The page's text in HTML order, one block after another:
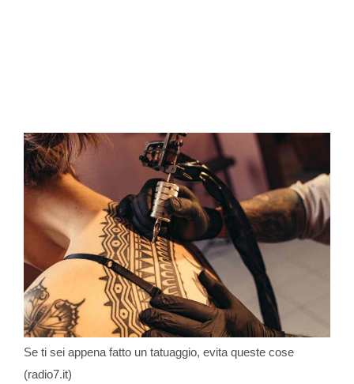
Se ti sei appena fatto un tatuaggio, evita queste cose
(radio7.it)